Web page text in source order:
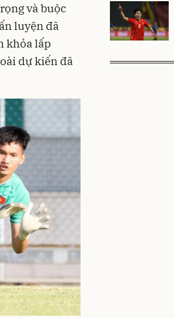
và buộc
luyện đã
khỏa lấp
dự kiến đã